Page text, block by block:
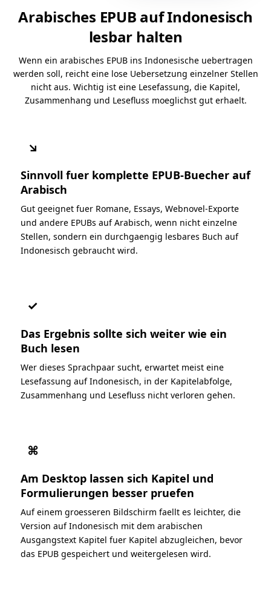
Arabisches EPUB auf Indonesisch
lesbar halten
Wenn ein arabisches EPUB ins Indonesische uebertragen
werden soll, reicht eine lose Uebersetzung einzelner Stellen
nicht aus. Wichtig ist eine Lesefassung, die Kapitel,
Zusammenhang und Lesefluss moeglichst gut erhaelt.
↘
Sinnvoll fuer komplette EPUB-Buecher auf
Arabisch
Gut geeignet fuer Romane, Essays, Webnovel-Exporte
und andere EPUBs auf Arabisch, wenn nicht einzelne
Stellen, sondern ein durchgaengig lesbares Buch auf
Indonesisch gebraucht wird.
✓
Das Ergebnis sollte sich weiter wie ein
Buch lesen
Wer dieses Sprachpaar sucht, erwartet meist eine
Lesefassung auf Indonesisch, in der Kapitelabfolge,
Zusammenhang und Lesefluss nicht verloren gehen.
⌘
Am Desktop lassen sich Kapitel und
Formulierungen besser pruefen
Auf einem groesseren Bildschirm faellt es leichter, die
Version auf Indonesisch mit dem arabischen
Ausgangstext Kapitel fuer Kapitel abzugleichen, bevor
das EPUB gespeichert und weitergelesen wird.